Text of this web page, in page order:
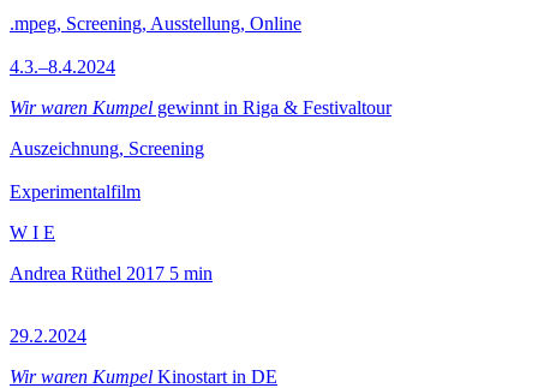
.mpeg, Screening, Ausstellung, Online
4.3.–8.4.2024
Wir waren Kumpel gewinnt in Riga & Festivaltour
Auszeichnung, Screening
Experimentalfilm
W I E
Andrea Rüthel 2017 5 min
29.2.2024
Wir waren Kumpel Kinostart in DE